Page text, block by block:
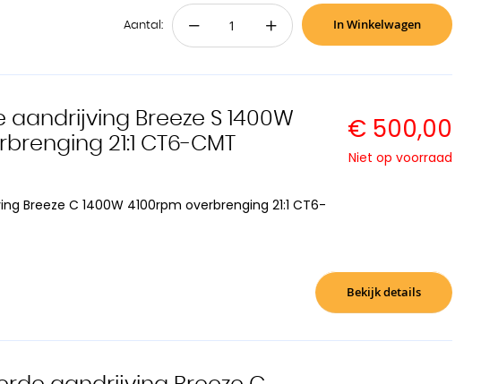
Aantal: − + In Winkelwagen
aandrijving Breeze S 1400W
21:1 CT6-CMT
Breeze C 1400W 4100rpm overbrenging 21:1 CT6-
€ 500,00
Niet op voorraad
Bekijk details